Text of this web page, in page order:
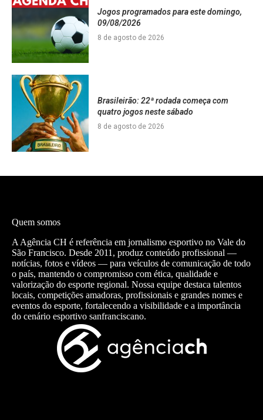
Jogos programados para este domingo,
09/08/2026
8 de agosto de 2026
Brasileirão: 22ª rodada começa com
quatro jogos neste sábado
8 de agosto de 2026
Quem somos
A Agência CH é referência em jornalismo esportivo no Vale do
São Francisco. Desde 2011, produz conteúdo profissional —
notícias, fotos e vídeos — para veículos de comunicação de todo
o país, mantendo o compromisso com ética, qualidade e
valorização do esporte regional. Nossa equipe destaca talentos
locais, competições amadoras, profissionais e grandes nomes e
eventos do esporte, fortalecendo a visibilidade e a importância
do cenário esportivo sanfranciscano.